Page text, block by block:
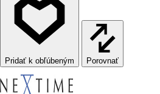
Porovnať